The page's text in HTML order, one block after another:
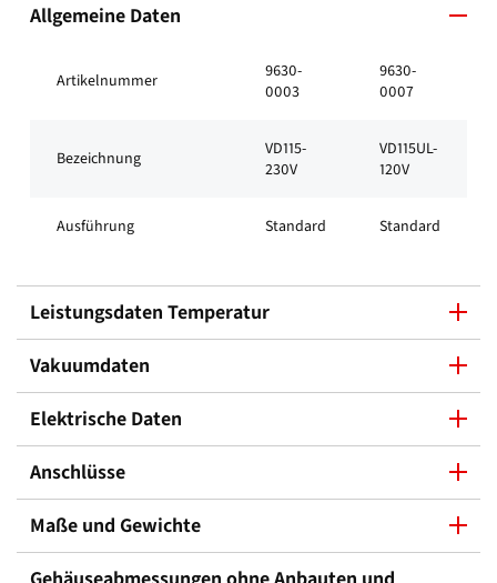
Allgemeine Daten
Artikelnummer
9630-
0003
9630-
0007
Bezeichnung
VD115-
230V
VD115UL-
120V
Ausführung Standard Standard
Leistungsdaten Temperatur
Vakuumdaten
Elektrische Daten
Anschlüsse
Maße und Gewichte